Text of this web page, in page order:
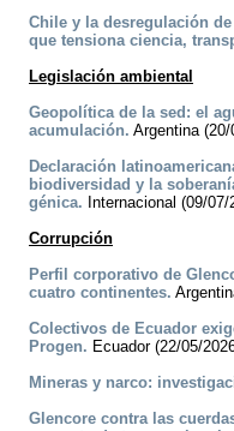
Chile y la desregulación
que tensiona ciencia,
Legislación ambiental
Geopolítica de la sed: el
acumulación. Argentina (20/
Declaración
biodiversidad y la
génica. Internacional (09/07/
Corrupción
Perfil corporativo de
cuatro continentes.
Colectivos de Ecuador
Progen. Ecuador (22/05/
Mineras y narco:
Glencore contra las